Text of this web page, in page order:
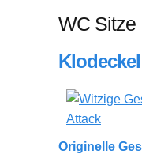
WC Sitze
Originelle